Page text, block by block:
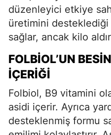
düzenleyici etkiye
üretimini desteklediği
sağlar, ancak kilo
FOLBIOL’UN
İÇERIĞI
Folbiol, B9 vitamini
asidi içerir. Ayrıca
desteklenmiş formu